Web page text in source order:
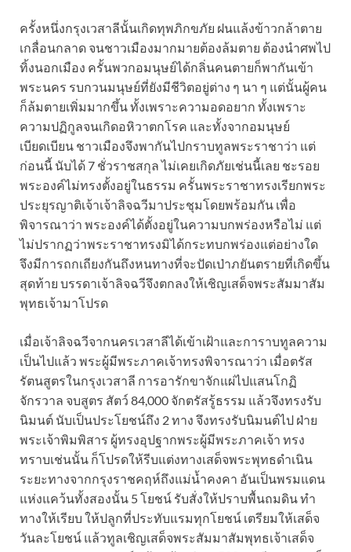
ครั้งหนึ่งกรุงเวสาลีนั้นเกิดทุพภิกขภัย ฝนแล้งข้าวกล้าตาย
เกลื่อนกลาด จนชาวเมืองมากมายต้องล้มตาย ต้องนำศพไป
ทิ้งนอกเมือง ครั้นพวกอมนุษย์ได้กลิ่นคนตายก็พากันเข้า
พระนคร รบกวนมนุษย์ที่ยังมีชีวิตอยู่ต่าง ๆ นา ๆ แต่นั้นผู้คน
ก็ล้มตายเพิ่มมากขึ้น ทั้งเพราะความอดอยาก ทั้งเพราะ
ความปฏิกูลจนเกิดอหิวาตกโรค และทั้งจากอมนุษย์
เบียดเบียน ชาวเมืองจึงพากันไปกราบทูลพระราชาว่า แต่
ก่อนนี้ นับได้ 7 ชั่วราชสกุล ไม่เคยเกิดภัยเช่นนี้เลย ชะรอย
พระองค์ไม่ทรงตั้งอยู่ในธรรม ครั้นพระราชาทรงเรียกพระ
ประยุรญาติเจ้าเจ้าลิจฉวีมาประชุมโดยพร้อมกัน เพื่อ
พิจารณาว่า พระองค์ได้ตั้งอยู่ในความบกพร่องหรือไม่ แต่
ไม่ปรากฏว่าพระราชาทรงมิได้กระทบกพร่องแต่อย่างใด
จึงมีการถกเถียงกันถึงหนทางที่จะปัดเป่าภยันตรายที่เกิดขึ้น
สุดท้าย บรรดาเจ้าลิจฉวีจึงตกลงให้เชิญเสด็จพระสัมมาสัม
พุทธเจ้ามาโปรด
เมื่อเจ้าลิจฉวีจากนครเวสาลีได้เข้าเฝ้าและการาบทูลความ
เป็นไปแล้ว พระผู้มีพระภาคเจ้าทรงพิจารณาว่า เมื่อตรัส
รัตนสูตรในกรุงเวสาลี การอารักขาจักแผ่ไปแสนโกฏิ
จักรวาล จบสูตร สัตว์ 84,000 จักตรัสรู้ธรรม แล้วจึงทรงรับ
นิมนต์ นับเป็นประโยชน์ถึง 2 ทาง จึงทรงรับนิมนต์ไป ฝ่าย
พระเจ้าพิมพิสาร ผู้ทรงอุปฐากพระผู้มีพระภาคเจ้า ทรง
ทราบเช่นนั้น ก็โปรดให้รีบแต่งทางเสด็จพระพุทธดำเนิน
ระยะทางจากกรุงราชคฤห์ถึงแม่น้ำคงคา อันเป็นพรมแดน
แห่งแคว้นทั้งสองนั้น 5 โยชน์ รับสั่งให้ปราบพื้นถมดิน ทำ
ทางให้เรียบ ให้ปลูกที่ประทับแรมทุกโยชน์ เตรียมให้เสด็จ
วันละโยชน์ แล้วทูลเชิญเสด็จพระสัมมาสัมพุทธเจ้าเสด็จ